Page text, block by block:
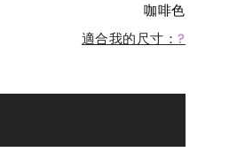
咖啡色
適合我的尺寸：?